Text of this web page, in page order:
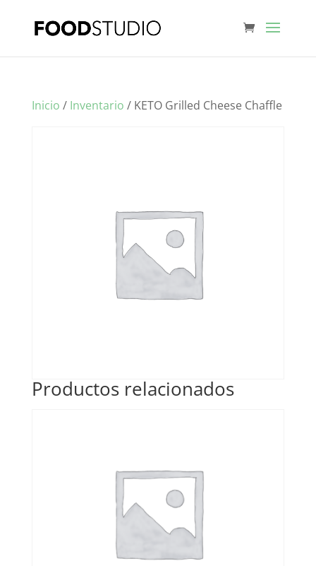
Inicio / Inventario / KETO Grilled Cheese Chaffle
Productos relacionados